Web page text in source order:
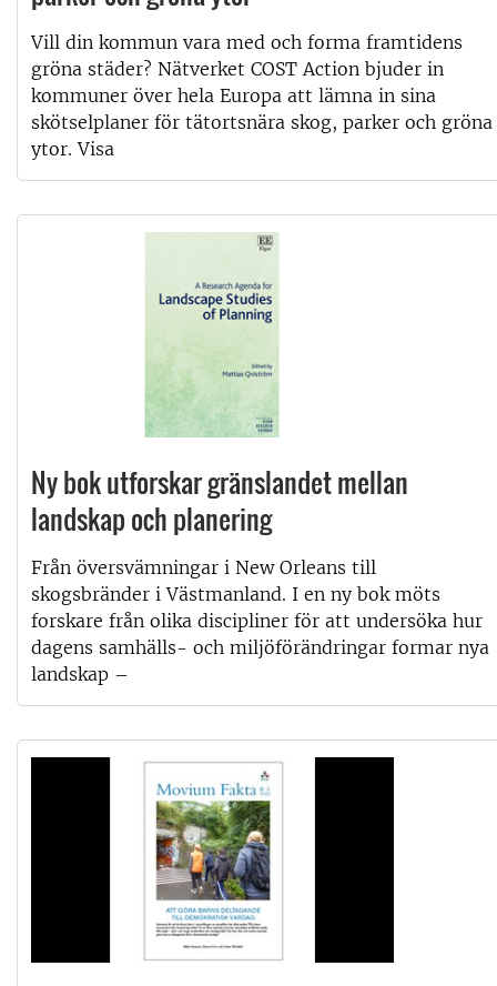
Vill din kommun vara med och forma framtidens
gröna städer? Nätverket COST Action bjuder in
kommuner över hela Europa att lämna in sina
skötselplaner för tätortsnära skog, parker och gröna
ytor. Visa
Ny bok utforskar gränslandet mellan
landskap och planering
Från översvämningar i New Orleans till
skogsbränder i Västmanland. I en ny bok möts
forskare från olika discipliner för att undersöka hur
dagens samhälls- och miljöförändringar formar nya
landskap –